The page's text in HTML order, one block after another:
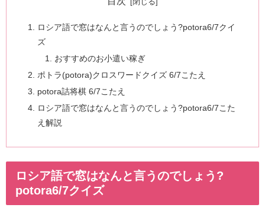
ロシア語で窓はなんと言うのでしょう?potora6/7クイ
ズ
おすすめのお小遣い稼ぎ
ポトラ(potora)クロスワードクイズ 6/7こたえ
potora詰将棋 6/7こたえ
ロシア語で窓はなんと言うのでしょう?potora6/7こた
え解説
ロシア語で窓はなんと言うのでしょう?
potora6/7クイズ